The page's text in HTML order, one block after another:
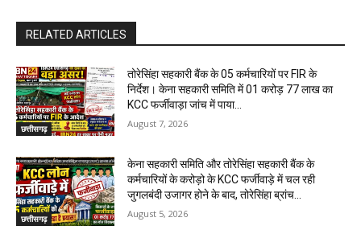
RELATED ARTICLES
छत्तीसगढ़
तोरेसिंहा सहकारी बैंक के 05 कर्मचारियों पर FIR के
निर्देश। केना सहकारी समिति में 01 करोड़ 77 लाख का
KCC फर्जीवाड़ा जांच में पाया...
August 7, 2026
छत्तीसगढ़
केना सहकारी समिति और तोरेसिंहा सहकारी बैंक के
कर्मचारियों के करोड़ो के KCC फर्जीवाड़े में चल रही
जुगलबंदी उजागर होने के बाद, तोरेसिंहा ब्रांच...
August 5, 2026